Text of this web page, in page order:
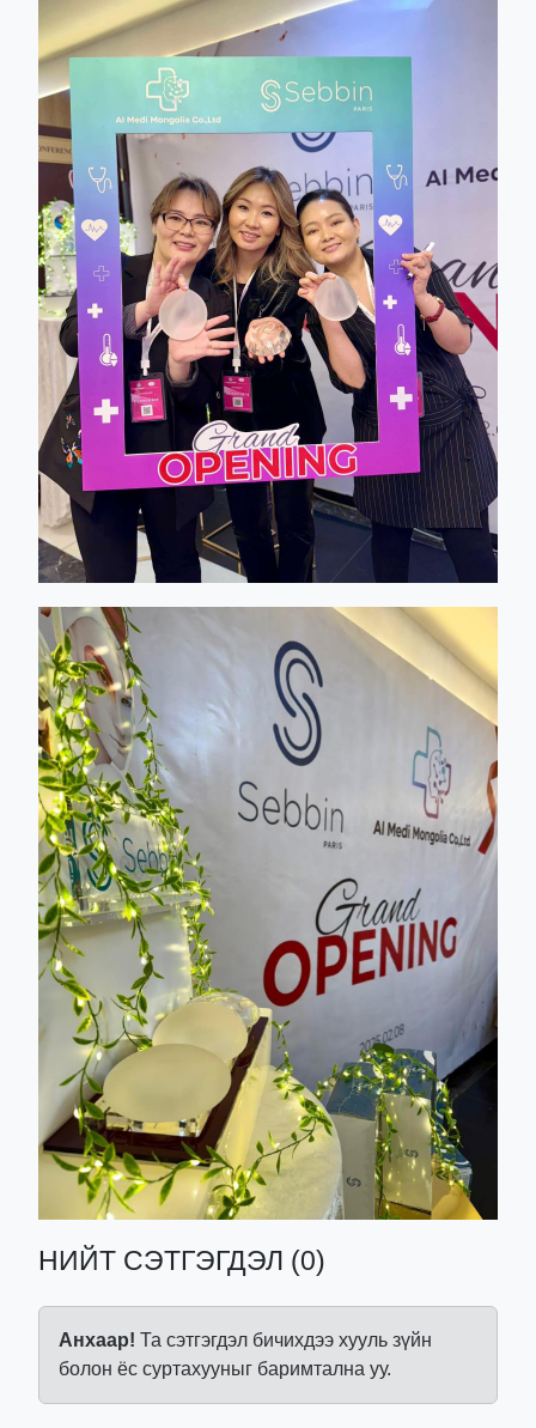
НИЙТ СЭТГЭГДЭЛ (0)
Анхаар! Та сэтгэгдэл бичихдээ хууль зүйн
болон ёс суртахууныг баримтална уу.